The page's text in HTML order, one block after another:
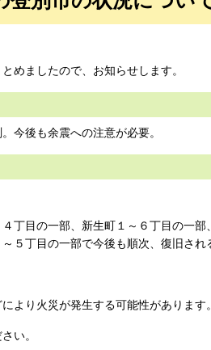
めましたので、お知らせします。
今後も余震への注意が必要。
丁目の一部、新生町１～６丁目の一
５丁目の一部で今後も順次、復旧され
より火災が発生する可能性があります。
い。